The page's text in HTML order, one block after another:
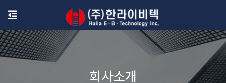
회사소개